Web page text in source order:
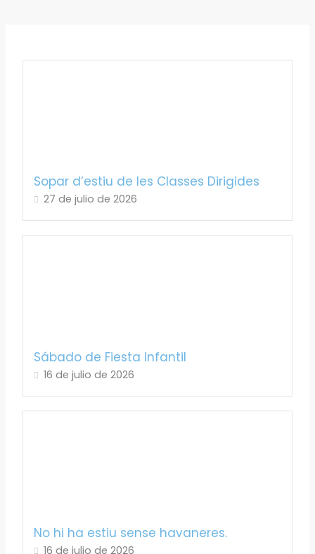
Sopar d’estiu de les Classes Dirigides
27 de julio de 2026
Sábado de Fiesta Infantil
16 de julio de 2026
No hi ha estiu sense havaneres.
16 de julio de 2026